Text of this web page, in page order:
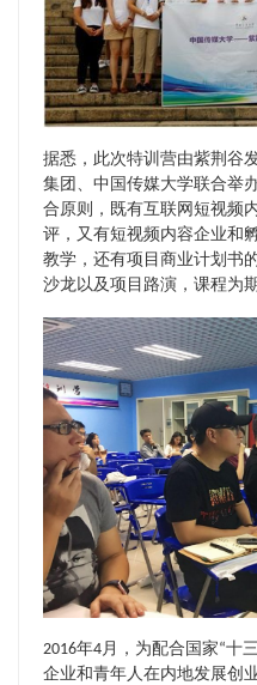
据悉，此次特训营由紫荆谷
集团、中国传媒大学联合举
合原则，既有互联网短视频
评，又有短视频内容企业和
教学，还有项目商业计划书
沙龙以及项目路演，课程为期
2016年4月，为配合国家“十
企业和青年人在内地发展创